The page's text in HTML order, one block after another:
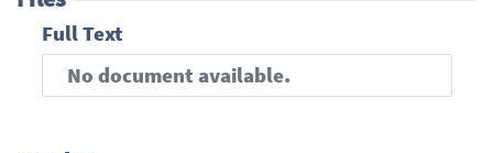
Full Text
No document available.